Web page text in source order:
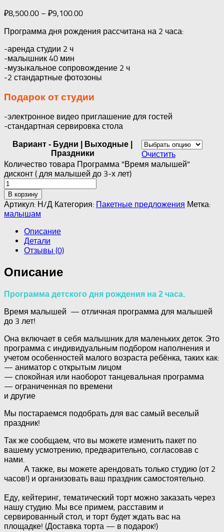
₽8,500.00 – ₽9,100.00
Программа дня рождения рассчитана на 2 часа:
-аренда студии 2 ч
-малышник 40 мин
-музыкальное сопровождение 2 ч
-2 стандартные фотозоны
Подарок от студии
-электронное видео приглашение для гостей
-стандартная сервировка стола
Вариант - Будни | Выходные |
Праздники
Очистить
Количество товара Программа "Время малышей"
дисконт ( для малышей до 3-х лет)
В корзину
Артикул: Н/Д Категория: Пакетные предложения Метка:
малышам
Описание
Детали
Отзывы (0)
Описание
Программа детского дня рождения на 2 часа.
Время малышей — отличная программа для малышей
до 3 лет!
Она включает в себя малышник для маленьких деток. Это
программа с индивидуальным подбором наполнения и
учетом особенностей малого возраста ребёнка, таких как:
— аниматор с открытым лицом
— спокойная или наоборот танцевальная программа
— ограниченная по времени
и другие
Мы постараемся подобрать для вас самый веселый
праздник!
Так же сообщаем, что вы можете изменить пакет по
вашему усмотрению, предварительно, согласовав с
нами.
А также, вы можете арендовать только студию (от 2
часов!) и организовать ваш праздник самостоятельно.
Еду, кейтеринг, тематический торт можно заказать через
нашу студию. Мы все примем, расставим и
сервированный стол, и торт будет ждать вас на
площадке! (Доставка торта — в подарок!)